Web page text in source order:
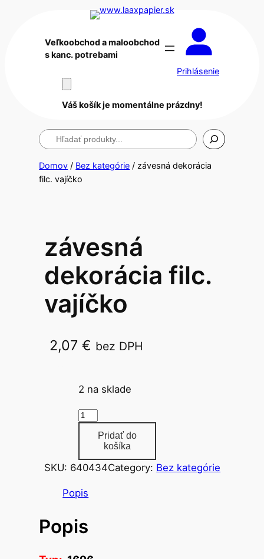
Veľkoobchod a maloobchod
s kanc. potrebami
Prihlásenie
Váš košík je momentálne prázdny!
Hľadanie
Domov / Bez kategórie / závesná dekorácia
filc. vajíčko
závesná
dekorácia filc.
vajíčko
2,07€ bez DPH
2 na sklade
m
ž
s
t
o
z
Pridať do
košíka
SKU: 640434Category: Bez kategórie
Popis
Popis